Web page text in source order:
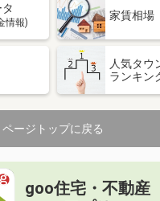
情報)
家賃相場
人気タウ
ランキン
ページトップに戻る
goo住宅・不動産